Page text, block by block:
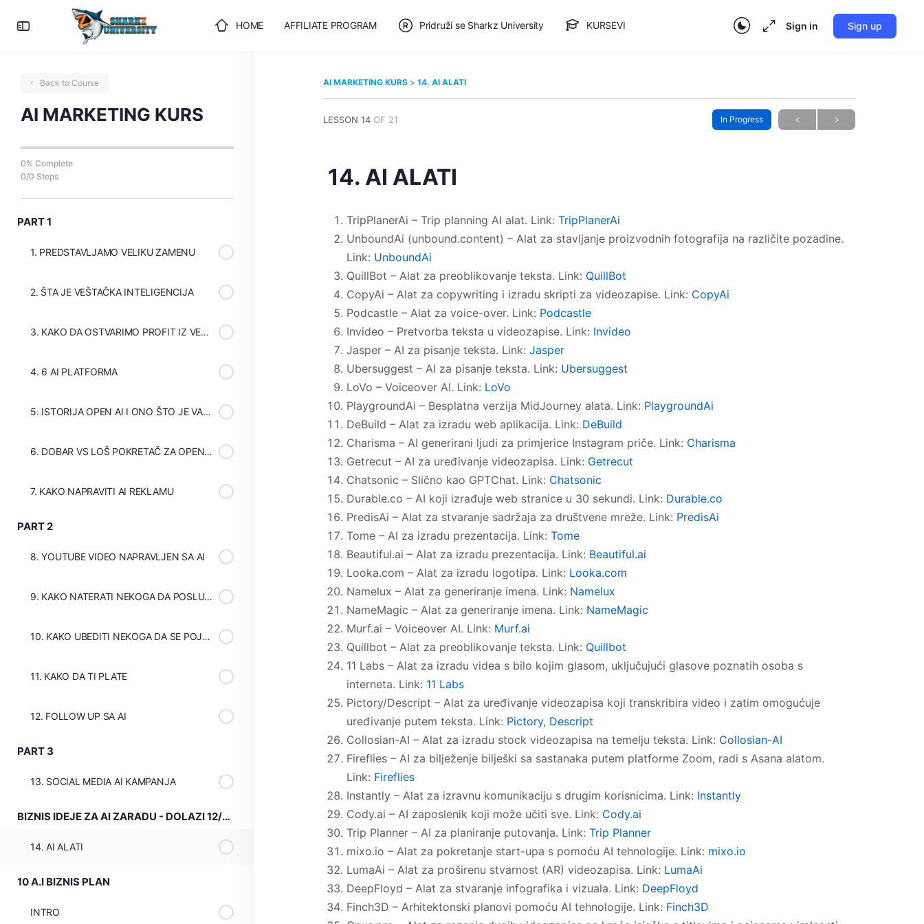
HOME AFFILIATE PROGRAM Pridruži se Sharkz University KURSEVI
🎯 BESPLATAN PLAN
Sign in Sign up
Back to Course
AI MARKETING KURS
0% Complete
0/0 Steps
PART 1
1. PREDSTAVLJAMO VELIKU ZAMENU
2. ŠTA JE VEŠTAČKA INTELIGENCIJA
3. KAKO DA OSTVARIMO PROFIT IZ VEŠTAČKE INTELIGENCIJE?
4. 6 AI PLATFORMA
5. ISTORIJA OPEN AI I ONO ŠTO JE VAŽNO
6. DOBAR VS LOŠ POKRETAČ ZA OPEN AI
7. KAKO NAPRAVITI AI REKLAMU
PART 2
8. YOUTUBE VIDEO NAPRAVLJEN SA AI
9. KAKO NATERATI NEKOGA DA POSLUŠA KORISTEĆI AI
10. KAKO UBEDITI NEKOGA DA SE POJAVI KORISTEĆI AI
11. KAKO DA TI PLATE
12. FOLLOW UP SA AI
PART 3
13. SOCIAL MEDIA AI KAMPANJA
BIZNIS IDEJE ZA AI ZARADU - DOLAZI 12/8/23
14. AI ALATI
10 A.I BIZNIS PLAN
INTRO
AI MARKETING KURS 14. AI ALATI
LESSON 14 OF 21 In Progress
14. AI ALATI
TripPlanerAi – Trip planning AI alat. Link: TripPlanerAi
UnboundAi (unbound.content) – Alat za stavljanje proizvodnih fotografija na različite pozadine.
Link: UnboundAi
QuillBot – Alat za preoblikovanje teksta. Link: QuillBot
CopyAi – Alat za copywriting i izradu skripti za videozapise. Link: CopyAi
Podcastle – Alat za voice-over. Link: Podcastle
Invideo – Pretvorba teksta u videozapise. Link: Invideo
Jasper – AI za pisanje teksta. Link: Jasper
Ubersuggest – AI za pisanje teksta. Link: Ubersuggest
LoVo – Voiceover AI. Link: LoVo
PlaygroundAi – Besplatna verzija MidJourney alata. Link: PlaygroundAi
DeBuild – Alat za izradu web aplikacija. Link: DeBuild
Charisma – AI generirani ljudi za primjerice Instagram priče. Link: Charisma
Getrecut – AI za uređivanje videozapisa. Link: Getrecut
Chatsonic – Slično kao GPTChat. Link: Chatsonic
Durable.co – AI koji izrađuje web stranice u 30 sekundi. Link: Durable.co
PredisAi – Alat za stvaranje sadržaja za društvene mreže. Link: PredisAi
Tome – AI za izradu prezentacija. Link: Tome
Beautiful.ai – Alat za izradu prezentacija. Link: Beautiful.ai
Looka.com – Alat za izradu logotipa. Link: Looka.com
Namelux – Alat za generiranje imena. Link: Namelux
NameMagic – Alat za generiranje imena. Link: NameMagic
Murf.ai – Voiceover AI. Link: Murf.ai
Quillbot – Alat za preoblikovanje teksta. Link: Quillbot
11 Labs – Alat za izradu videa s bilo kojim glasom, uključujući glasove poznatih osoba s
interneta. Link: 11 Labs
Pictory/Descript – Alat za uređivanje videozapisa koji transkribira video i zatim omogućuje
uređivanje putem teksta. Link: Pictory, Descript
Collosian-AI – Alat za izradu stock videozapisa na temelju teksta. Link: Collosian-AI
Fireflies – AI za bilježenje bilješki sa sastanaka putem platforme Zoom, radi s Asana alatom.
Link: Fireflies
Instantly – Alat za izravnu komunikaciju s drugim korisnicima. Link: Instantly
Cody.ai – AI zaposlenik koji može učiti sve. Link: Cody.ai
Trip Planner – AI za planiranje putovanja. Link: Trip Planner
mixo.io – Alat za pokretanje start-upa s pomoću AI tehnologije. Link: mixo.io
LumaAi – Alat za proširenu stvarnost (AR) videozapisa. Link: LumaAi
DeepFloyd – Alat za stvaranje infografika i vizuala. Link: DeepFloyd
Finch3D – Arhitektonski planovi pomoću AI tehnologije. Link: Finch3D